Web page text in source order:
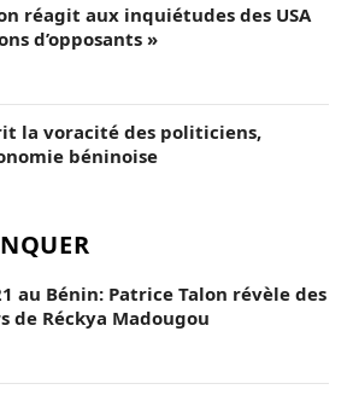
réagit aux inquiétudes des USA
d’opposants »
la voracité des politiciens,
béninoise
au Bénin: Patrice Talon révèle des
de Réckya Madougou